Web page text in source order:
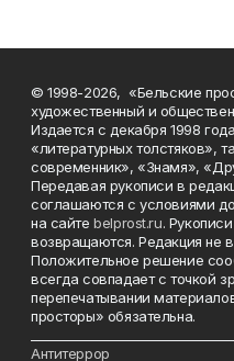
© 1998-2026, «Бельские
художественный и
Издается с декабря 1998
«литературных толстяков»,
современник», «Знамя»,
Передавая рукописи в
соглашаются с условиями
на сайтеbelprost.ru.
возвращаются. Редакция не
Положительное решение
всегда совпадает с точкой
перепечатывании
просторы» обязательна.
Антитеррор